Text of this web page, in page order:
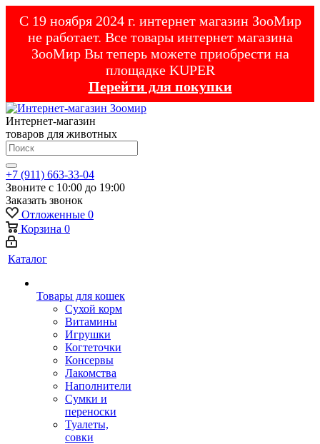
С 19 ноября 2024 г. интернет магазин ЗооМир
не работает. Все товары интернет магазина
ЗооМир Вы теперь можете приобрести на
площадке KUPER
Перейти для покупки
Интернет-магазин
товаров для животных
+7 (911) 663-33-04
Звоните с 10:00 до 19:00
Заказать звонок
Отложенные 0
Корзина 0
Каталог
Товары для кошек
Cухой корм
Витамины
Игрушки
Когтеточки
Консервы
Лакомства
Наполнители
Сумки и
переноски
Туалеты,
совки